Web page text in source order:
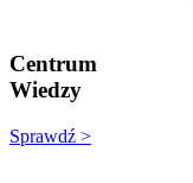
Centrum
Wiedzy
Sprawdź >